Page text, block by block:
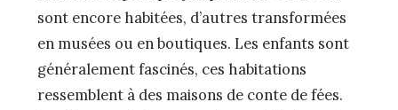
sont encore habitées, d’autres transformées
en musées ou en boutiques. Les enfants sont
généralement fascinés, ces habitations
ressemblent à des maisons de conte de fées.